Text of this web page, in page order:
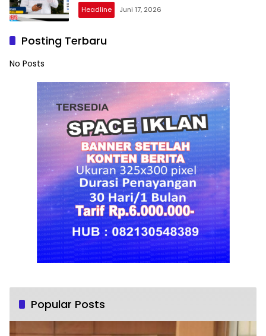
Headline Juni 17, 2026
Posting Terbaru
No Posts
Popular Posts